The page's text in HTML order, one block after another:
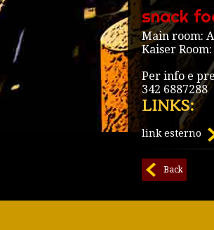
snack
Main room:
Kaiser
Per info e
342 6887288
LINKS:
link esterno
Back